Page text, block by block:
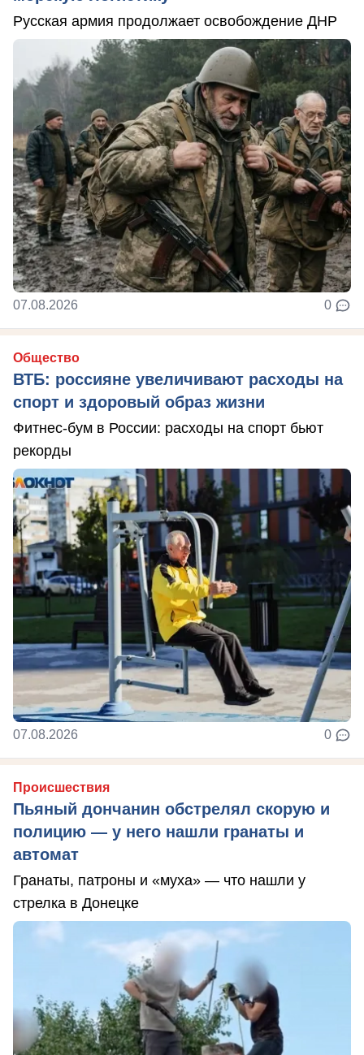
Русская армия продолжает освобождение ДНР
07.08.2026 0
Общество
ВТБ: россияне увеличивают расходы на
спорт и здоровый образ жизни
Фитнес-бум в России: расходы на спорт бьют
рекорды
07.08.2026 0
Происшествия
Пьяный дончанин обстрелял скорую и
полицию — у него нашли гранаты и
автомат
Гранаты, патроны и «муха» — что нашли у
стрелка в Донецке